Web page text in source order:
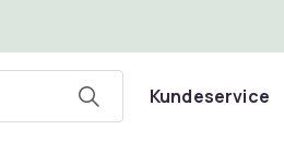
Kundeservice